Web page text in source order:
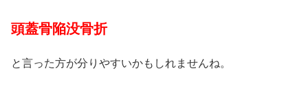
頭蓋骨陥没骨折
と言った方が分りやすいかもしれませんね。